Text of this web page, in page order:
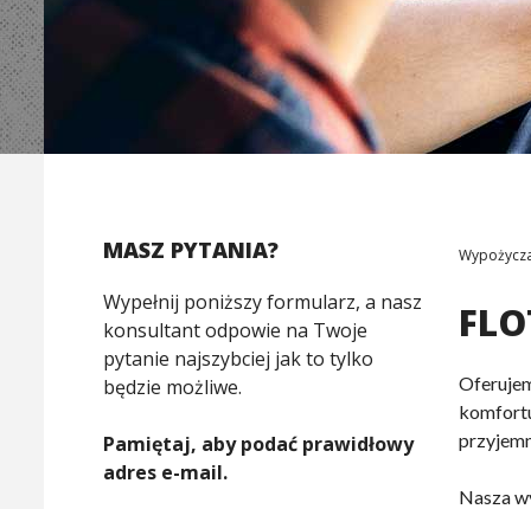
Nasza
MASZ PYTANIA?
Wypełnij poniższy formularz, a nasz
konsultant odpowie na Twoje
pytanie najszybciej jak to tylko
będzie możliwe.
Pamiętaj, aby podać prawidłowy
adres e-mail.